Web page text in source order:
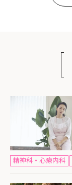
精神科・心療内科